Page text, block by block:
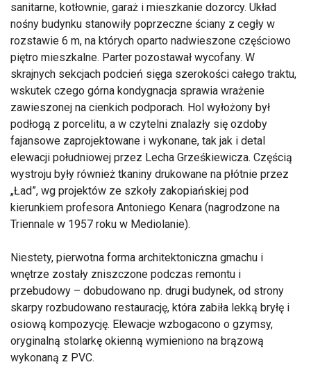
sanitarne, kotłownie, garaż i mieszkanie dozorcy. Układ
nośny budynku stanowiły poprzeczne ściany z cegły w
rozstawie 6 m, na których oparto nadwieszone częściowo
piętro mieszkalne. Parter pozostawał wycofany. W
skrajnych sekcjach podcień sięga szerokości całego traktu,
wskutek czego górna kondygnacja sprawia wrażenie
zawieszonej na cienkich podporach. Hol wyłożony był
podłogą z porcelitu, a w czytelni znalazły się ozdoby
fajansowe zaprojektowane i wykonane, tak jak i detal
elewacji południowej przez Lecha Grześkiewicza. Częścią
wystroju były również tkaniny drukowane na płótnie przez
„Ład”, wg projektów ze szkoły zakopiańskiej pod
kierunkiem profesora Antoniego Kenara (nagrodzone na
Triennale w 1957 roku w Mediolanie).
Niestety, pierwotna forma architektoniczna gmachu i
wnętrze zostały zniszczone podczas remontu i
przebudowy – dobudowano np. drugi budynek, od strony
skarpy rozbudowano restaurację, która zabiła lekką bryłę i
osiową kompozycję. Elewacje wzbogacono o gzymsy,
oryginalną stolarkę okienną wymieniono na brązową
wykonaną z PVC.